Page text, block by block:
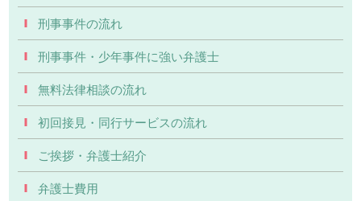
刑事事件の流れ
刑事事件・少年事件に強い弁護士
無料法律相談の流れ
初回接見・同行サービスの流れ
ご挨拶・弁護士紹介
弁護士費用